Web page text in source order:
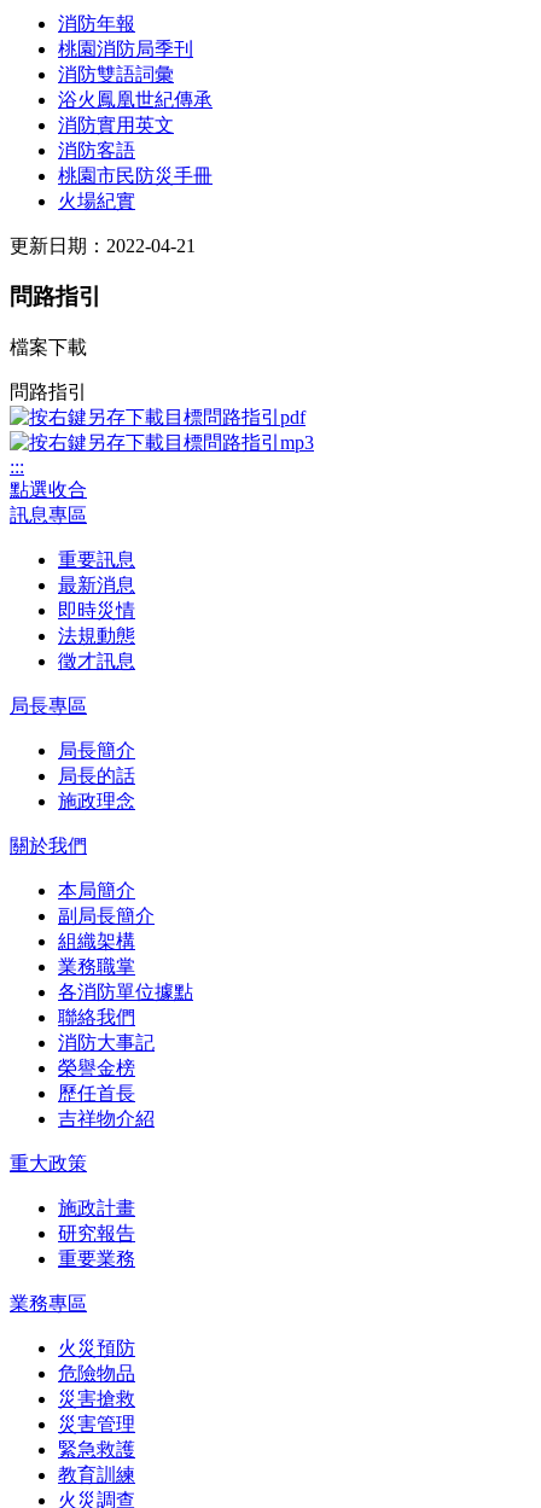
消防年報
桃園消防局季刊
消防雙語詞彙
浴火鳳凰世紀傳承
消防實用英文
消防客語
桃園市民防災手冊
火場紀實
更新日期：2022-04-21
問路指引
檔案下載
問路指引
:::
點選收合
訊息專區
重要訊息
最新消息
即時災情
法規動態
徵才訊息
局長專區
局長簡介
局長的話
施政理念
關於我們
本局簡介
副局長簡介
組織架構
業務職掌
各消防單位據點
聯絡我們
消防大事記
榮譽金榜
歷任首長
吉祥物介紹
重大政策
施政計畫
研究報告
重要業務
業務專區
火災預防
危險物品
災害搶救
災害管理
緊急救護
教育訓練
火災調查